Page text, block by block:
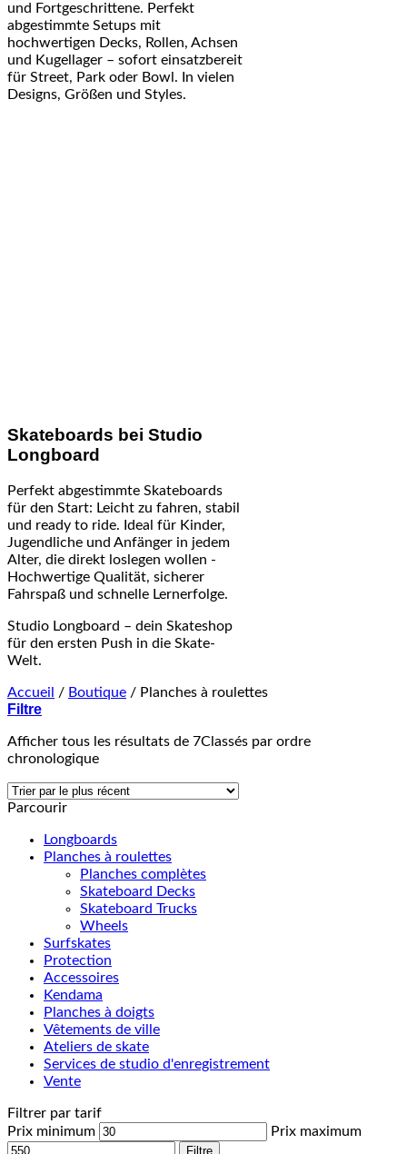
und Fortgeschrittene. Perfekt
abgestimmte Setups mit
hochwertigen Decks, Rollen, Achsen
und Kugellager – sofort einsatzbereit
für Street, Park oder Bowl. In vielen
Designs, Größen und Styles.
Skateboards bei Studio
Longboard
Perfekt abgestimmte Skateboards
für den Start: Leicht zu fahren, stabil
und ready to ride. Ideal für Kinder,
Jugendliche und Anfänger in jedem
Alter, die direkt loslegen wollen -
Hochwertige Qualität, sicherer
Fahrspaß und schnelle Lernerfolge.
Studio Longboard – dein Skateshop
für den ersten Push in die Skate-
Welt.
Accueil / Boutique / Planches à roulettes
Filtre
Afficher tous les résultats de 7Classés par ordre
chronologique
Parcourir
Longboards
Planches à roulettes
Planches complètes
Skateboard Decks
Skateboard Trucks
Wheels
Surfskates
Protection
Accessoires
Kendama
Planches à doigts
Vêtements de ville
Ateliers de skate
Services de studio d'enregistrement
Vente
Filtrer par tarif
Prix minimum
Prix maximum
Filtre